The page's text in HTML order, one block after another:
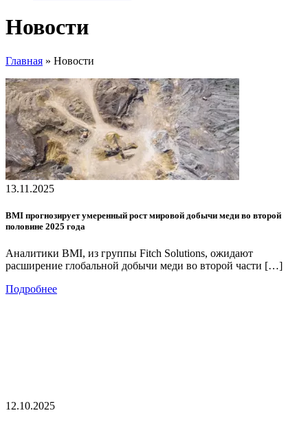
Новости
Главная » Новости
13.11.2025
BMI прогнозирует умеренный рост мировой добычи меди во второй
половине 2025 года
Аналитики BMI, из группы Fitch Solutions, ожидают
расширение глобальной добычи меди во второй части […]
Подробнее
12.10.2025